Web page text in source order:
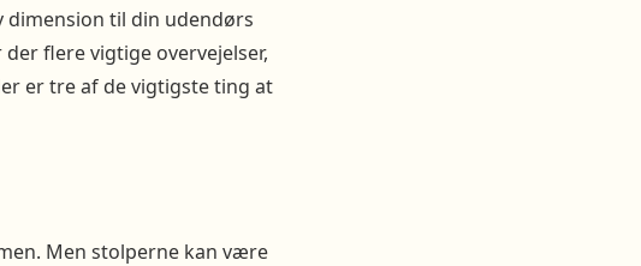
til din udendørs
flere vigtige overvejelser,
er tre af de vigtigste ting at
Men stolperne kan være